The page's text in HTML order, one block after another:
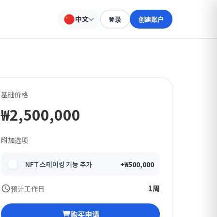
中文 登录 创建账户
基础价格
₩2,500,000
附加选项
NFT 스테이킹 기능 추가 +₩500,000
预计工作日 1周
购买申请